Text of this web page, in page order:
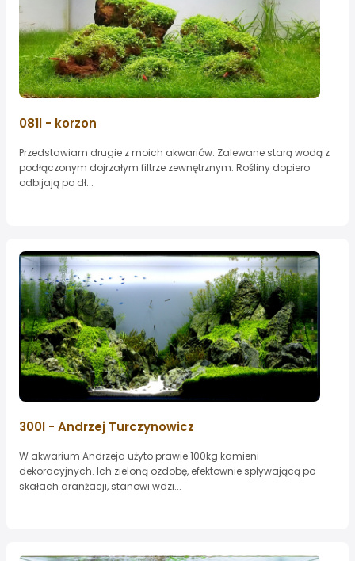
081l - korzon
Przedstawiam drugie z moich akwariów. Zalewane starą wodą z
podłączonym dojrzałym filtrze zewnętrznym. Rośliny dopiero
odbijają po dł...
300l - Andrzej Turczynowicz
W akwarium Andrzeja użyto prawie 100kg kamieni
dekoracyjnych. Ich zieloną ozdobę, efektownie spływającą po
skałach aranżacji, stanowi wdzi...